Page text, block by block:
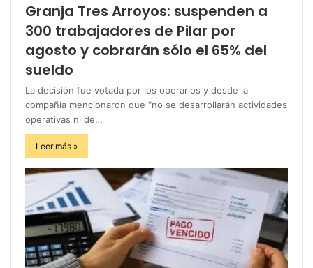
Granja Tres Arroyos: suspenden a
300 trabajadores de Pilar por
agosto y cobrarán sólo el 65% del
sueldo
La decisión fue votada por los operarios y desde la
compañía mencionaron que “no se desarrollarán actividades
operativas ni de…
Leer más »